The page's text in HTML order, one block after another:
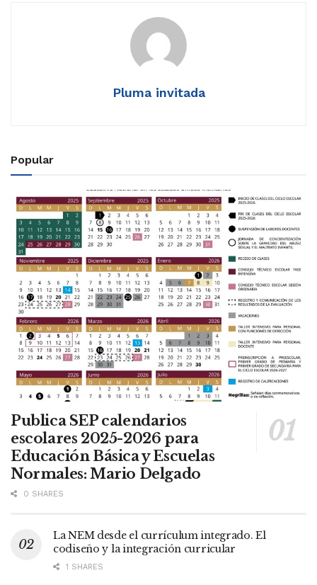
Pluma invitada
Popular
Publica SEP calendarios
escolares 2025-2026 para
Educación Básica y Escuelas
Normales: Mario Delgado
0 SHARES
La NEM desde el currículum integrado. El
codiseño y la integración curricular
1 SHARES